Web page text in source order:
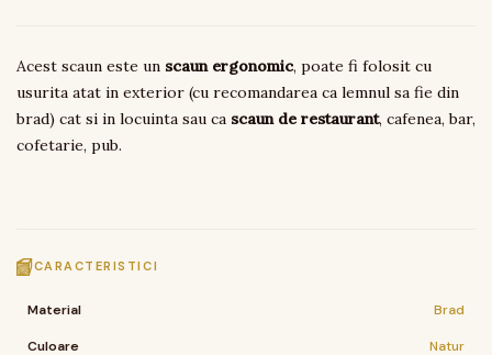
Acest scaun este un scaun ergonomic, poate fi folosit cu
usurita atat in exterior (cu recomandarea ca lemnul sa fie din
brad) cat si in locuinta sau ca scaun de restaurant, cafenea, bar,
cofetarie, pub.
CARACTERISTICI
Material Brad
Culoare Natur